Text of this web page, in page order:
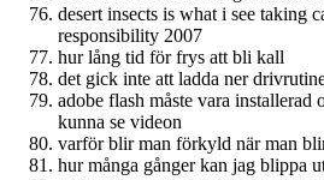
desert insects is what i see taking
responsibility 2007
hur lång tid för frys att bli kall
det gick inte att ladda ner
adobe flash måste vara installerad
kunna se videon
varför blir man förkyld när man
hur många gånger kan jag blippa